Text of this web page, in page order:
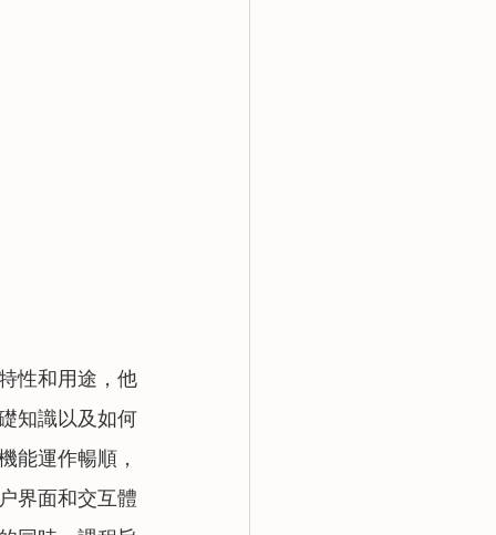
性和用途，他
知識以及如何
能運作暢順，
界面和交互體